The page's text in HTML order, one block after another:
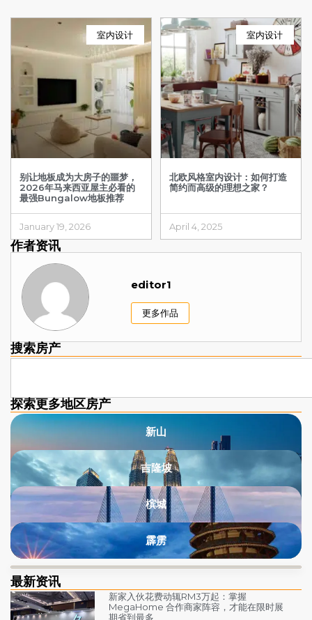
室内设计
别让地板成为大房子的噩梦，
2026年马来西亚屋主必看的
最强Bungalow地板推荐
January 19, 2026
室内设计
北欧风格室内设计：如何打造
简约而高级的理想之家？
April 4, 2025
作者资讯
editor1
更多作品
搜索房产
探索更多地区房产​
新山
吉隆坡
槟城
霹雳
最新资讯​
新家入伙花费动辄RM3万起：掌握
MegaHome 合作商家阵容，才能在限时展
期省到最多